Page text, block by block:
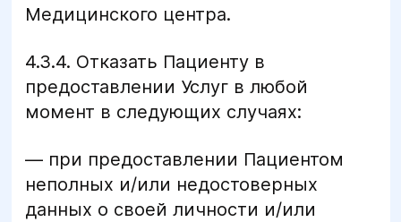
Медицинского центра.
4.3.4. Отказать Пациенту в
предоставлении Услуг в любой
момент в следующих случаях:
— при предоставлении Пациентом
неполных и/или недостоверных
данных о своей личности и/или